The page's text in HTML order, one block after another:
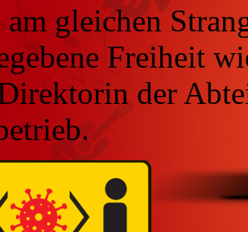
am gleichen
Freiheit
der